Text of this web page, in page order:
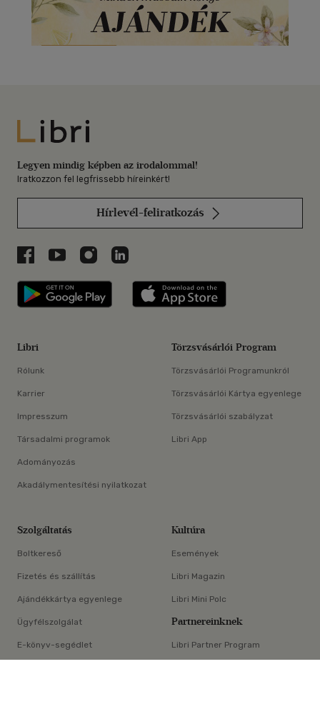
×
Libri
Legyen mindig képben az irodalommal!
Iratkozzon fel legfrissebb híreinkért!
Hírlevél-feliratkozás
Libri a Facebookon
Libri a Youtube-on
Libri az Instagramon
Libri a LinkedInen
Libri applikáció Szerezd meg: Google
Libri
Rólunk
Karrier
Impresszum
Társadalmi programok
Adományozás
Akadálymentesítési nyilatkozat
Törzsvásárlói Program
Törzsvásárlói Programunkról
Törzsvásárlói Kártya egyenlege
Törzsvásárlói szabályzat
Libri App
Szolgáltatás
Boltkereső
Fizetés és szállítás
Ajándékkártya egyenlege
Ügyfélszolgálat
E-könyv-segédlet
Kultúra
Események
Libri Magazin
Libri Mini Polc
Partnereinknek
Libri Partner Program